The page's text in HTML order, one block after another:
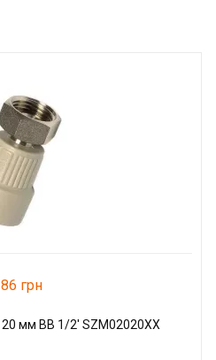
грн
мм ВВ 1/2' SZM02020XX